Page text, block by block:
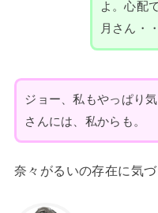
よ。心配
月さん・
ジョー、私もやっぱり
さんには、私からも。
奈々がるいの存在に気づ